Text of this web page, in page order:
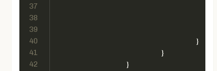
37
38
39
40
41
42
				}
			}
		}